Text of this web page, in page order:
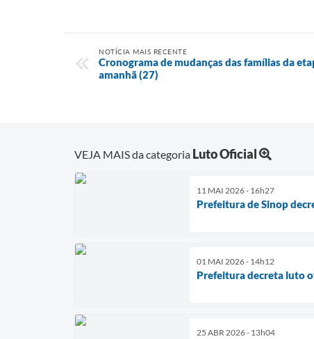
NOTÍCIA MAIS RECENTE
Cronograma de mudanças das famílias da
amanhã (27)
VEJA MAIS da categoria Luto Oficial
11 MAI 2026 - 16h27
Prefeitura de Sinop
01 MAI 2026 - 14h12
Prefeitura decreta luto
25 ABR 2026 - 13h04